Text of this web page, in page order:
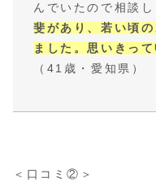
んでいたので相談
斐があり、若い頃
ました。思いきっ
（41歳・愛知県）
＜口コミ②＞